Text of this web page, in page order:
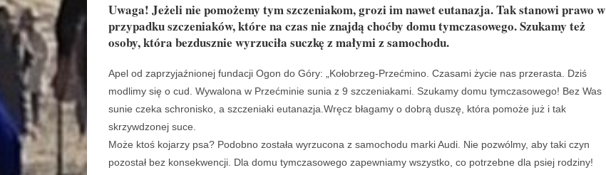
Uwaga! Jeżeli nie pomożemy tym szczeniakom, grozi im nawet eutanazja. Tak stanowi prawo w
przypadku szczeniaków, które na czas nie znajdą choćby domu tymczasowego. Szukamy też
osoby, która bezdusznie wyrzuciła suczkę z małymi z samochodu.
Apel od zaprzyjaźnionej fundacji Ogon do Góry: „Kołobrzeg-Przećmino. Czasami życie nas przerasta. Dziś
modlimy się o cud. Wywalona w Przećminie sunia z 9 szczeniakami. Szukamy domu tymczasowego! Bez Was
sunie czeka schronisko, a szczeniaki eutanazja.Wręcz błagamy o dobrą duszę, która pomoże już i tak
skrzywdzonej suce.
Może ktoś kojarzy psa? Podobno została wyrzucona z samochodu marki Audi. Nie pozwólmy, aby taki czyn
pozostał bez konsekwencji. Dla domu tymczasowego zapewniamy wszystko, co potrzebne dla psiej rodziny!